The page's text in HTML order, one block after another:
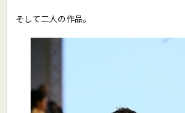
そして二人の作品。